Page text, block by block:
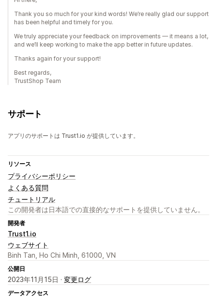
Thank you so much for your kind words! We’re really glad our support
has been helpful and timely for you.
We truly appreciate your feedback on improvements — it means a lot,
and we’ll keep working to make the app better in future updates.
Thanks again for your support!
Best regards,
TrustShop Team
サポート
アプリのサポートは Trust1.io が提供しています。
リソース
プライバシーポリシー
よくある質問
チュートリアル
この開発者は日本語での直接的なサポートを提供していません。
開発者
Trust1.io
ウェブサイト
Binh Tan, Ho Chi Minh, 61000, VN
公開日
2023年11月15日 · 変更ログ
データアクセス